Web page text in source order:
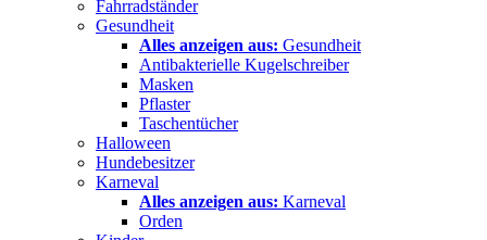
Fahrradständer
Gesundheit
Alles anzeigen aus: Gesundheit
Antibakterielle Kugelschreiber
Masken
Pflaster
Taschentücher
Halloween
Hundebesitzer
Karneval
Alles anzeigen aus: Karneval
Orden